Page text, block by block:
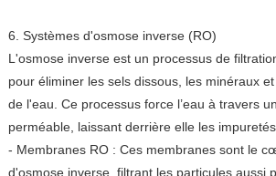
6. Systèmes d'osmose inverse (RO)
L'osmose inverse est un processus de
pour éliminer les sels dissous, les minéraux
de l'eau. Ce processus force l’eau à travers
perméable, laissant derrière elle les impuretés.
- Membranes RO : Ces membranes sont le
d'osmose inverse, filtrant les particules aussi